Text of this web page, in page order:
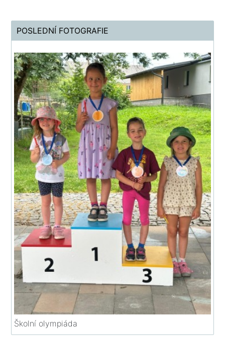
POSLEDNÍ FOTOGRAFIE
Školní olympiáda